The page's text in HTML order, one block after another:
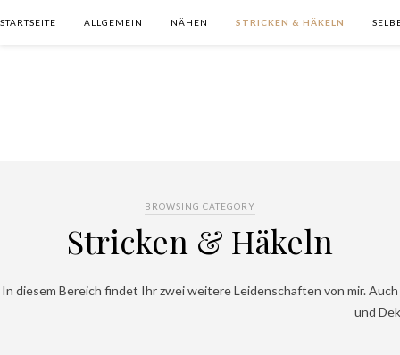
STARTSEITE ALLGEMEIN NÄHEN STRICKEN & HÄKELN
BROWSING CATEGORY
Stricken & Häkeln
In diesem Bereich findet Ihr zwei weitere Leidenschaften von mir.
und